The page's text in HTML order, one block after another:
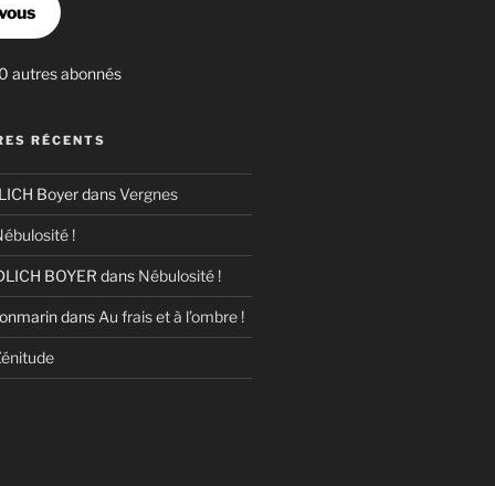
autres abonnés
RÉCENTS
BoyerdansVergnes
!
BOYER dans Nébulosité !
dans Au frais et à l’ombre !